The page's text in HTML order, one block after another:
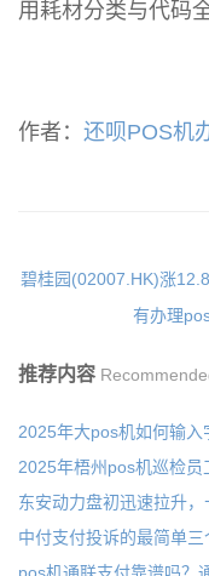
用耗材分类与代码
作者： 还呗POS机
碧桂园(02007.HK)涨
有办理
推荐内容
2025年大pos机如何输入
2025年梧州pos机巡检员
东安动力盘初迅速拉升
中付支付投诉的最简单